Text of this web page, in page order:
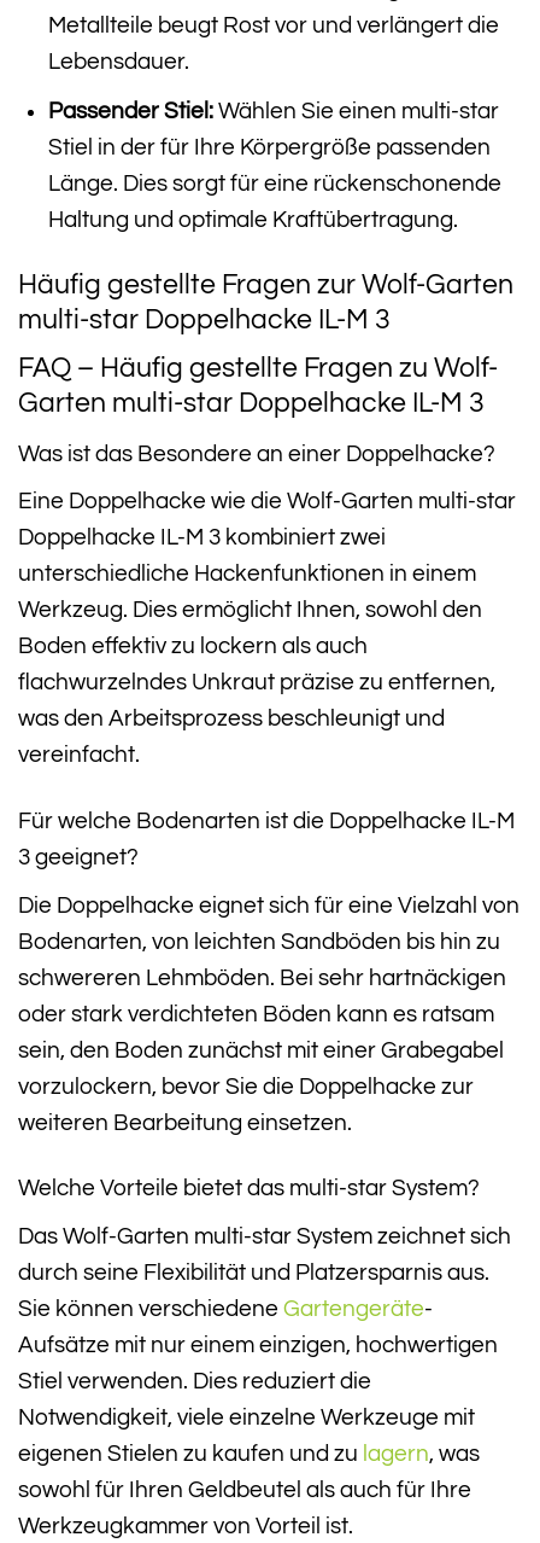
Metallteile beugt Rost vor und verlängert die
Lebensdauer.
Passender Stiel:Wählen Sie einen multi-star
Stiel in der für Ihre Körpergröße passenden
Länge. Dies sorgt für eine rückenschonende
Haltung und optimale Kraftübertragung.
Häufig gestellte Fragen zur Wolf-Garten
multi-star Doppelhacke IL-M 3
FAQ – Häufig gestellte Fragen zu Wolf-
Garten multi-star Doppelhacke IL-M 3
Was ist das Besondere an einer Doppelhacke?
Eine Doppelhacke wie die Wolf-Garten multi-star
Doppelhacke IL-M 3 kombiniert zwei
unterschiedliche Hackenfunktionen in einem
Werkzeug. Dies ermöglicht Ihnen, sowohl den
Boden effektiv zu lockern als auch
flachwurzelndes Unkraut präzise zu entfernen,
was den Arbeitsprozess beschleunigt und
vereinfacht.
Für welche Bodenarten ist die Doppelhacke IL-M
3 geeignet?
Die Doppelhacke eignet sich für eine Vielzahl von
Bodenarten, von leichten Sandböden bis hin zu
schwereren Lehmböden. Bei sehr hartnäckigen
oder stark verdichteten Böden kann es ratsam
sein, den Boden zunächst mit einer Grabegabel
vorzulockern, bevor Sie die Doppelhacke zur
weiteren Bearbeitung einsetzen.
Welche Vorteile bietet das multi-star System?
Das Wolf-Garten multi-star System zeichnet sich
durch seine Flexibilität und Platzersparnis aus.
Sie können verschiedene Gartengeräte-
Aufsätze mit nur einem einzigen, hochwertigen
Stiel verwenden. Dies reduziert die
Notwendigkeit, viele einzelne Werkzeuge mit
eigenen Stielen zu kaufen und zu lagern, was
sowohl für Ihren Geldbeutel als auch für Ihre
Werkzeugkammer von Vorteil ist.